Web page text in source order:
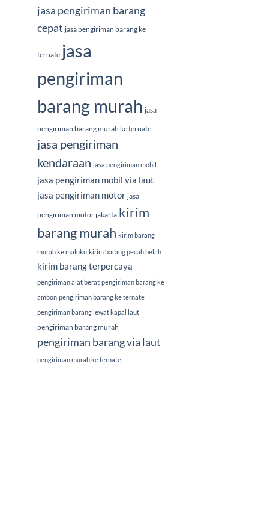
jasa pengiriman barang
cepat jasa pengiriman barang ke
ternate jasa
pengiriman
barang murah jasa
pengiriman barang murah ke ternate
jasa pengiriman
kendaraan jasa pengiriman mobil
jasa pengiriman mobil via laut
jasa pengiriman motor jasa
pengiriman motor jakarta kirim
barang murah kirim barang
murah ke maluku kirim barang pecah belah
kirim barang terpercaya
pengiriman alat berat pengiriman barang ke
ambon pengiriman barang ke ternate
pengiriman barang lewat kapal laut
pengiriman barang murah
pengiriman barang via laut
pengiriman murah ke ternate